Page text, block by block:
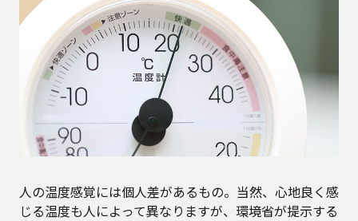
人の温度感覚には個人差があるもの。当然、心地良く感
じる温度も人によって異なりますが、環境省が提示する